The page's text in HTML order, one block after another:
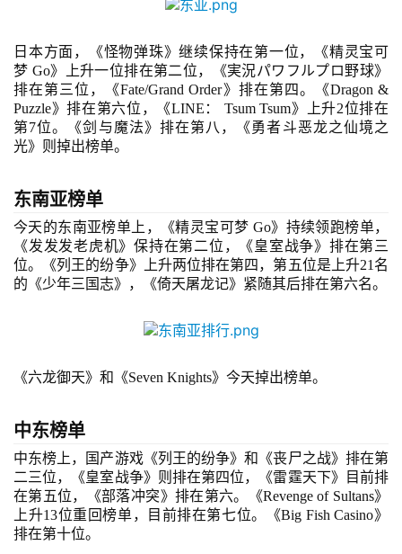
第
十
三
届
金
奖
7
0
游
茶
对
接
日本方面，《怪物弹珠》继续保持在第一位， 《精灵宝可
梦 Go》上升一位排在第二位，《実況パワフルプロ野球》
排在第三位，《Fate/Grand Order》排在第四。 《Dragon &
Puzzle》排在第六位，《LINE： Tsum Tsum》上升2位排在
第7位。《剑与魔法》排在第八，
《勇者斗恶龙之仙境之
光》 则掉出榜单。
东南亚榜单
今天的东南亚榜单上， 《精灵宝可梦 Go》持续领跑榜单，
《发发发老虎机》保持在第二位，《皇室战争》排在第三
位。《列王的纷争》上升两位排在第四，第五位是上升21名
的《少年三国志》，《倚天屠龙记》紧随其后排在第六名。
《六龙御天》和 《Seven Knights》今天掉出榜单。
中东榜单
中东榜上，
国产游戏《列王的纷争》和《丧尸之战》排在第
二三位，《皇室战争》则排在第四位，《雷霆天下》目前排
在第五位，《部落冲突》排在第六。《Revenge of Sultans》
上升13位重回榜单，目前排在第七位。《Big Fish Casino》
排在第十位。